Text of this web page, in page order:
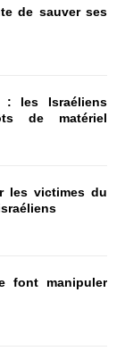
de sauver ses
les Israéliens
de matériel
les victimes du
font manipuler